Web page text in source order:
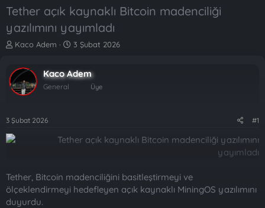
Tether açık kaynaklı Bitcoin madenciliği
yazılımını yayımladı
K
b
u
y
b
ş
a
n
Kaco Adem
B
l
t
h
i
3 Şubat 2026
Kaco Adem
General Üye
3 Şubat 2026 #1
Tether, Bitcoin madenciliğini basitleştirmeyi ve
ölçeklendirmeyi hedefleyen açık kaynaklı MiningOS yazılımını
duyurdu.